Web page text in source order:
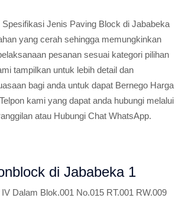
Spesifikasi Jenis Paving Block di Jababeka
yang cerah sehingga memungkinkan
pesanan sesuai kategori pilihan
tampilkan untuk lebih detail dan
bagi anda untuk dapat Bernego Harga
kami yang dapat anda hubungi melalui
atau Hubungi Chat WhatsApp.
di Jababeka 1
Dalam Blok.001 No.015 RT.001 RW.009